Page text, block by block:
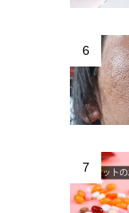
6
7